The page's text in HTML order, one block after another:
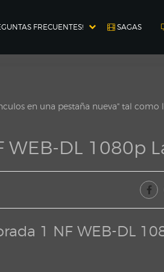
FRECUENTES! SAGAS
en una pestaña nueva" tal como
WEB-DL 1080p
1 NF WEB-DL